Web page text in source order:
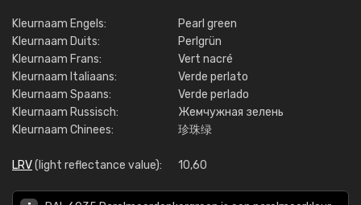
Kleurnaam Engels:
Pearl green
Kleurnaam Duits:
Perlgrün
Kleurnaam Frans:
Vert nacré
Kleurnaam Italiaans:
Verde perlato
Kleurnaam Spaans:
Verde perlado
Kleurnaam Russisch:
Жемчужная зелень
Kleurnaam Chinees:
珍珠绿
LRV(light reflectance value): 10,60